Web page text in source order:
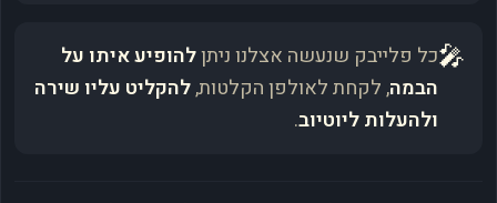
🎤כל פלייבק שנעשה אצלנו ניתןלהופיע איתו על
הבמה, לקחת לאולפן הקלטות,להקליט עליו שירה
ולהעלות ליוטיוב.